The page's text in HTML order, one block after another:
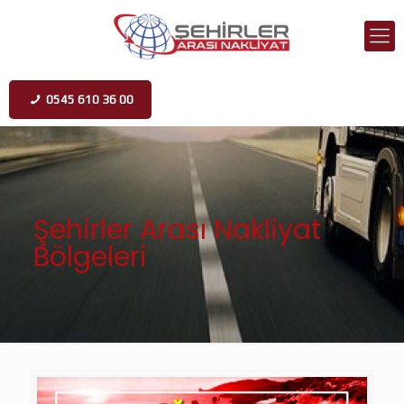
0545 610 36 00
Şehirler Arası Nakliyat
Bölgeleri